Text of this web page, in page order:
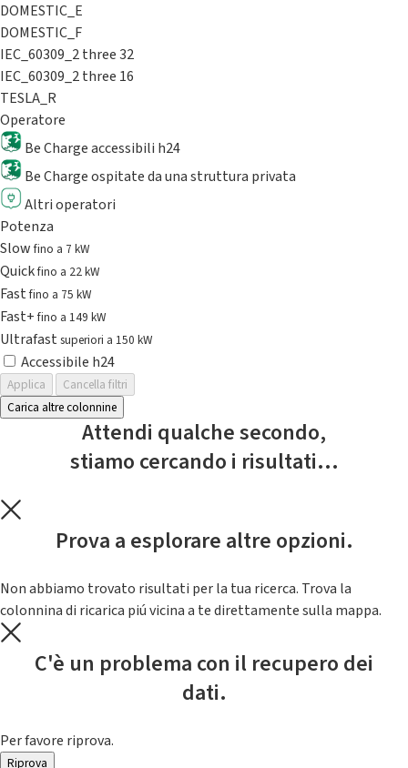
DOMESTIC_E
DOMESTIC_F
IEC_60309_2 three 32
IEC_60309_2 three 16
TESLA_R
Operatore
Be Charge accessibili h24
Be Charge ospitate da una struttura privata
Altri operatori
Potenza
Slowfino a 7 kW
Quickfino a 22 kW
Fastfino a 75 kW
Fast+fino a 149 kW
Ultrafast superiori a 150 kW
Accessibile h24
Applica
Cancella filtri
Carica altre colonnine
Attendi qualche secondo,
stiamo cercando i risultati...
Prova a esplorare altre opzioni.
Non abbiamo trovato risultati per la tua ricerca. Trova la
colonnina di ricarica piú vicina a te direttamente sulla mappa.
C'è un problema con il recupero dei
dati.
Per favore riprova.
Riprova